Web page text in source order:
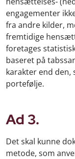
engagementer
fra andre kilder,
fremtidige
foretages
baseret på
karakter end
portefølje.
Ad 3.
Det skal kunne
metode, som